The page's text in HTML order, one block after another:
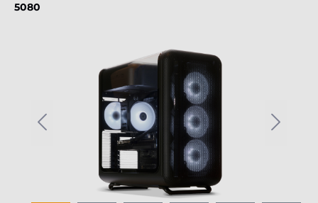
5080
Bildergalerie überspringen